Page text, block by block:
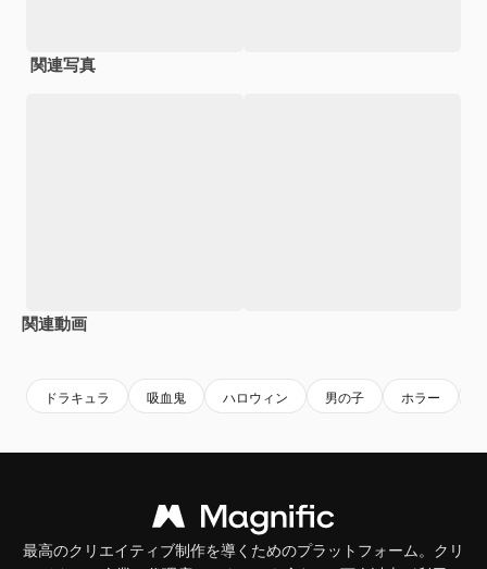
関連写真
関連動画
ドラキュラ 吸血鬼 ハロウィン 男の子 ホラー
最高のクリエイティブ制作を導くためのプラットフォーム。クリ